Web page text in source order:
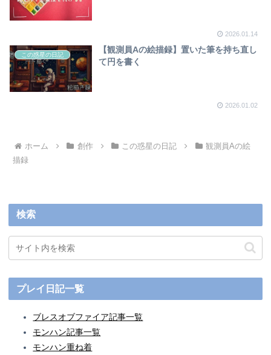
2026.01.14
この惑星の日記
【観測員Aの絵描録】置いた筆を持ち直し
て円を書く
2026.01.02
ホーム 創作 この惑星の日記
観測員Aの絵
描録
検索
プレイ日記一覧
ブレスオブファイア記事一覧
モンハン記事一覧
モンハン重ね着